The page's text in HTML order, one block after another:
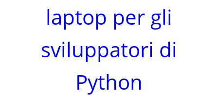
laptop per gli
sviluppatori di
Python